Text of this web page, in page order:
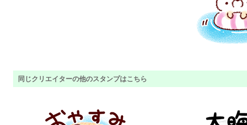
同じクリエイターの他のスタンプはこちら